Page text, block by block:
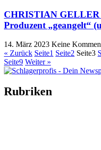
CHRISTIAN GELLER
Produzent „geangelt“
14. März 2023 Keine
« Zurück Seite1 Seite2 Seite3
Seite9 Weiter »
Rubriken